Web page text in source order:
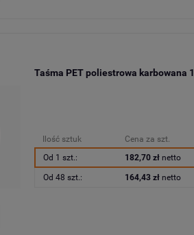
Taśma PET poliestrowa karbowana
Ilość sztuk
Cena za szt.
Od 1 szt.:
182,70 zł netto
Od 48 szt.: 164,43 zł netto